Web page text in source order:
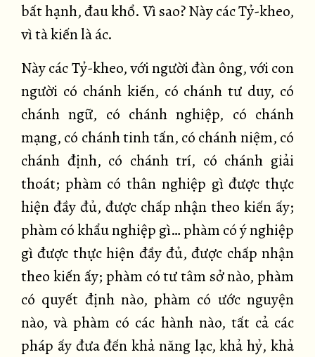
bất hạnh, đau khổ. Vì sao? Này các Tỷ-kheo,
vì tà kiến là ác.
Này các Tỷ-kheo, với người đàn ông, với con
người có chánh kiến, có chánh tư duy, có
chánh ngữ, có chánh nghiệp, có chánh
mạng, có chánh tinh tấn, có chánh niệm, có
chánh định, có chánh trí, có chánh giải
thoát; phàm có thân nghiệp gì được thực
hiện đầy đủ, được chấp nhận theo kiến ấy;
phàm có khẩu nghiệp gì… phàm có ý nghiệp
gì được thực hiện đầy đủ, được chấp nhận
theo kiến ấy; phàm có tư tâm sở nào, phàm
có quyết định nào, phàm có ước nguyện
nào, và phàm có các hành nào, tất cả các
pháp ấy đưa đến khả năng lạc, khả hỷ, khả